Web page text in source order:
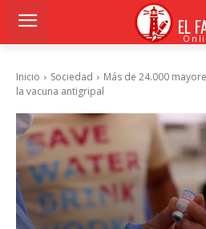
EL
Inicio Sociedad
Más de 24.000
la vacuna antigripal